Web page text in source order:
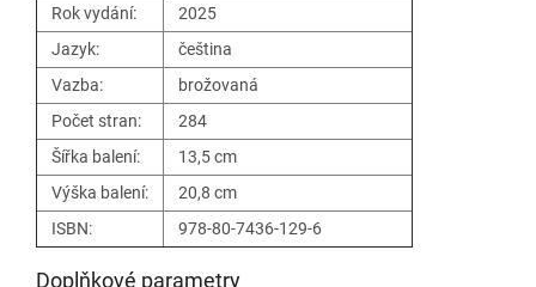
Rok vydání:
2025
Jazyk:
čeština
Vazba:
brožovaná
Počet stran:
284
Šířka balení:
13,5 cm
Výška balení:
20,8 cm
ISBN:
978-80-7436-129-6
Doplňkové parametry